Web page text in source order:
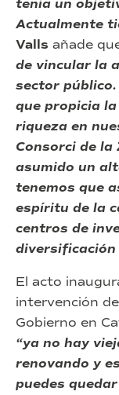
tenía un
Actualmente
Valls añade
de vincular la
sector
que propicia
riqueza en
Consorci de la
asumido un
tenemos que
espíritu de la
centros de
diversificación
El acto
intervención de
Gobierno en
“ya no hay
renovando y
puedes